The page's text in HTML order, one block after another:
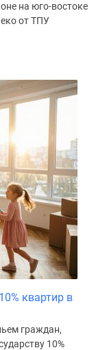
на юго-востоке
от ТПУ
квартир в
граждан,
10%